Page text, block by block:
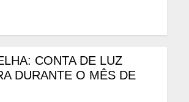
CONTA DE LUZ
DURANTE O MÊS DE